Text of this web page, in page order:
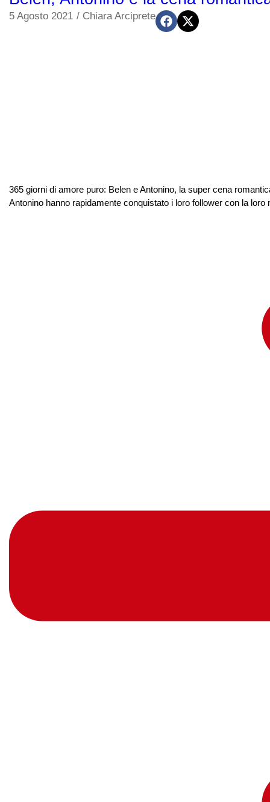
5 Agosto 2021 / Chiara Arciprete
365 giorni di amore puro: Belen e Antonino, la super cena
Antonino hanno rapidamente conquistato i loro follower con la